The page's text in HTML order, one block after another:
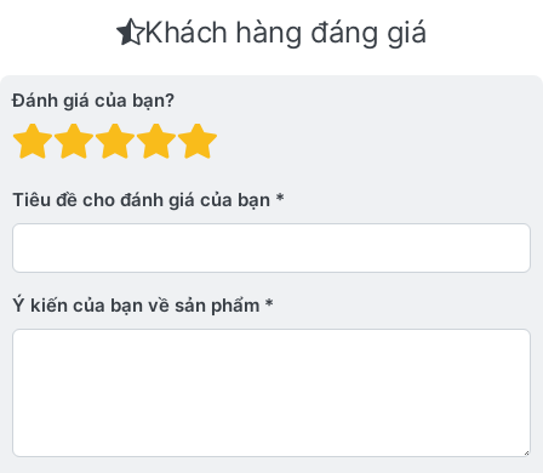
Khách hàng đáng giá
Đánh giá của bạn?
Đánh giá: 4 trên 5
Đánh giá: 3 trên 5 sao.
Đánh giá: 2 trên 5 sao.
Đánh giá: 1 trên 5 sao. Xấu
Tiêu đề cho đánh giá của bạn
Ý kiến ​​của bạn về sản phẩm